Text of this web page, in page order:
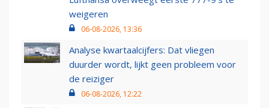
weigeren
06-08-2026, 13:36
Analyse kwartaalcijfers: Dat vliegen
duurder wordt, lijkt geen probleem voor
de reiziger
06-08-2026, 12:22